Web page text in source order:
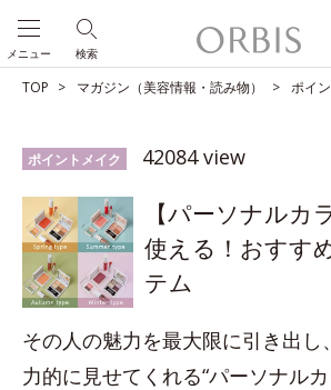
検索
メニュー
TOP マガジン（美容情報・読み物） ポイ
ポイントメイク 42084 view
【パーソナルカ
使える！おすす
テム
その人の魅力を最大限に引き出し
力的に見せてくれる“パーソナル